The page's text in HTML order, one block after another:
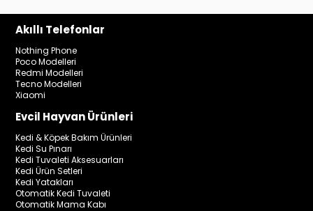
Akıllı Telefonlar
Nothing Phone
Poco Modelleri
Redmi Modelleri
Tecno Modelleri
Xiaomi
Evcil Hayvan Ürünleri
Kedi & Köpek Bakım Ürünleri
Kedi Su Pınarı
Kedi Tuvaleti Aksesuarları
Kedi Ürün Setleri
Kedi Yatakları
Otomatik Kedi Tuvaleti
Otomatik Mama Kabı